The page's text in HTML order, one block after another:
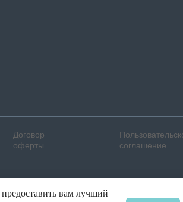
соглашение
Договор
оферты
вам лучший